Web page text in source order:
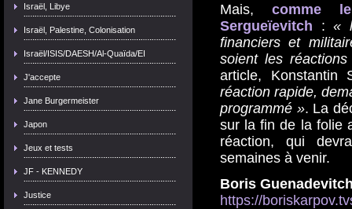
Israël, Libye
Israël, Palestine, Colonisation
Israël/ISIS/DAESH/Al-Quaïda/EI
J'accepte
Jane Burgermeister
Japon
Jeux et tests
JF - KENNEDY
Justice
Mais, comme
Sergueïevitch : «
financiers et
soient les
article,
réaction rapide,
programmé ». La
sur la fin de la folie
réaction, qui
semaines à venir.
Boris
https://